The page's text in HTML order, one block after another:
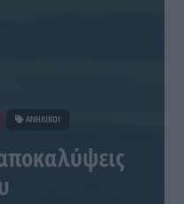
ΑΝΗΛΙΚΟΙ